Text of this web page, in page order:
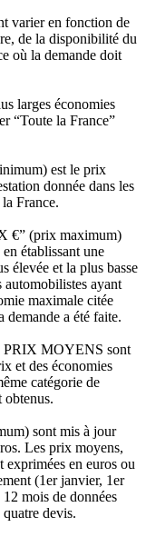
varier en fonction de
de la disponibilité du
où la demande doit
larges économies
“Toute la France”
est le prix
donnée dans les
France.
€” (prix maximum)
établissant une
élevée et la plus basse
ayant
maximale citée
demande a été faite.
MOYENS sont
et des économies
catégorie de
obtenus.
sont mis à jour
Les prix moyens,
en euros ou
(1er janvier, 1er
mois de données
devis.